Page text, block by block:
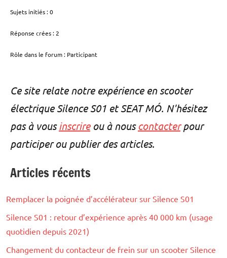
Sujets initiés : 0
Réponse crées : 2
Rôle dans le forum : Participant
Ce site relate notre expérience en scooter
électrique Silence S01 et SEAT MÓ. N'hésitez
pas à vousinscrireou à nous contacterpour
participer ou publier des articles.
Articles récents
Remplacer la poignée d’accélérateur sur Silence S01
Silence S01 : retour d’expérience après 40 000 km (usage
quotidien depuis 2021)
Changement du contacteur de frein sur un scooter Silence